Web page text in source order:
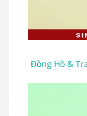
Đồng Hồ &